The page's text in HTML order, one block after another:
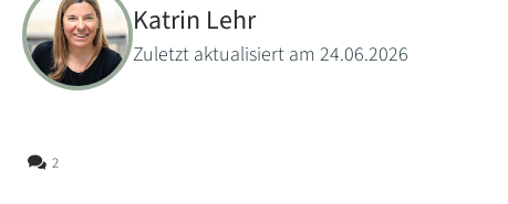
Katrin Lehr
Zuletzt aktualisiert am 24.06.2026
2